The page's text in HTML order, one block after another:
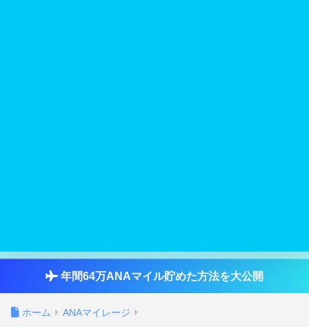
年間64万ANAマイル貯めた方法を大公開
ホーム ANAマイレージ